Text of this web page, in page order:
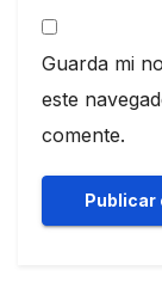
Guarda mi
este
comente.